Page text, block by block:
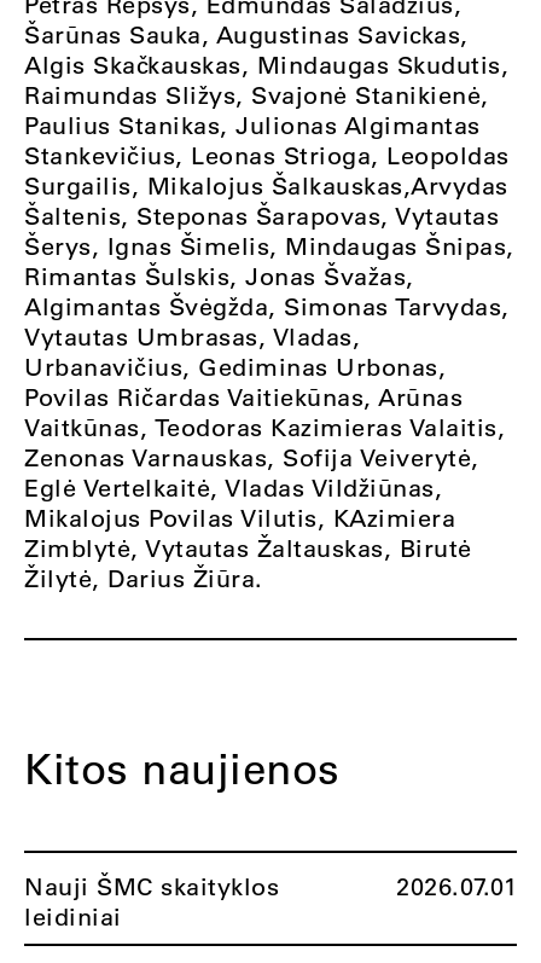
Šarūnas Sauka, Augustinas Savickas,
Algis Skačkauskas, Mindaugas Skudutis,
Raimundas Sližys, Svajonė Stanikienė,
Paulius Stanikas, Julionas Algimantas
Stankevičius, Leonas Strioga, Leopoldas
Surgailis, Mikalojus Šalkauskas,Arvydas
Šaltenis, Steponas Šarapovas, Vytautas
Šerys, Ignas Šimelis, Mindaugas Šnipas,
Rimantas Šulskis, Jonas Švažas,
Algimantas Švėgžda, Simonas Tarvydas,
Vytautas Umbrasas, Vladas,
Urbanavičius, Gediminas Urbonas,
Povilas Ričardas Vaitiekūnas, Arūnas
Vaitkūnas, Teodoras Kazimieras Valaitis,
Zenonas Varnauskas, Sofija Veiverytė,
Eglė Vertelkaitė, Vladas Vildžiūnas,
Mikalojus Povilas Vilutis, KAzimiera
Zimblytė, Vytautas Žaltauskas, Birutė
Žilytė, Darius Žiūra.
Kitos naujienos
Nauji ŠMC skaityklos
leidiniai
2026.07.01